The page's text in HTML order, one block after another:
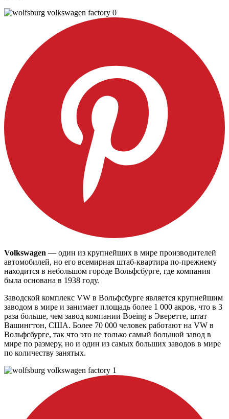
Volkswagen — один из крупнейших в мире производителей
автомобилей, но его всемирная штаб-квартира по-прежнему
находится в небольшом городе Вольфсбурге, где компания
была основана в 1938 году.
Заводской комплекс VW в Вольфсбурге является крупнейшим
заводом в мире и занимает площадь более 1 000 акров, что в 3
раза больше, чем завод компании Boeing в Эверетте, штат
Вашингтон, США. Более 70 000 человек работают на VW в
Вольфсбурге, так что это не только самый большой завод в
мире по размеру, но и один из самых больших заводов в мире
по количеству занятых.